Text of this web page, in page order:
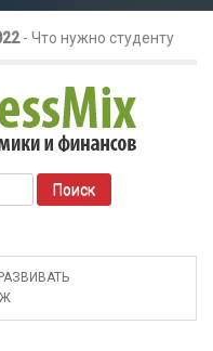
- Что нужно студенту
бизнеса?
-Телефония для
лучшие инструменты для